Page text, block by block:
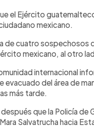
el Ejército
mexicano.
de cuatro sospechosos
mexicano, al otro
internacional
evacuado del área de
más tarde.
que la Policía de
Salvatrucha hacia